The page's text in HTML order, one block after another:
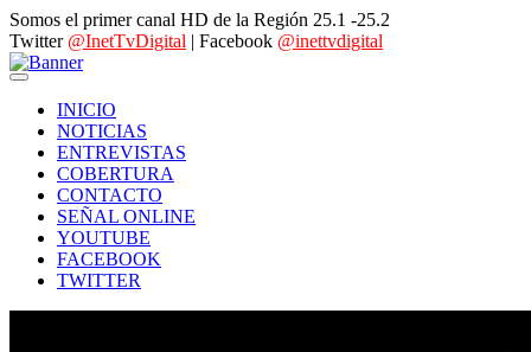
Somos el primer canal HD de la Región 25.1 -25.2
Twitter @InetTvDigital | Facebook @inettvdigital
INICIO
NOTICIAS
ENTREVISTAS
COBERTURA
CONTACTO
SEÑAL ONLINE
YOUTUBE
FACEBOOK
TWITTER